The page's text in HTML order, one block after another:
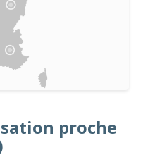
proche